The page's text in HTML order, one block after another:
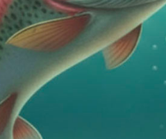
gomma